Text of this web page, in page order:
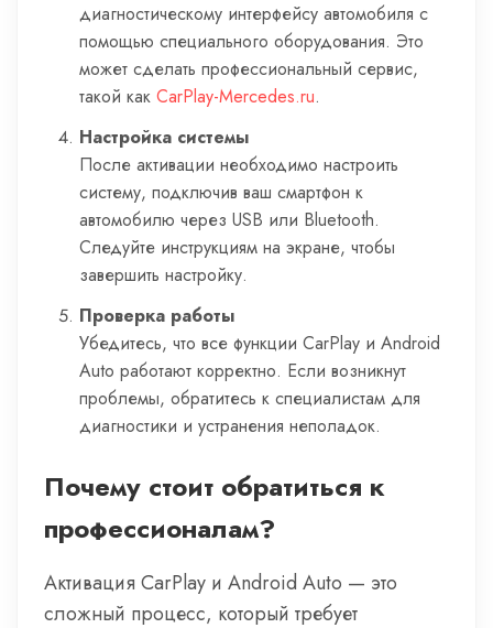
диагностическому интерфейсу автомобиля с
помощью специального оборудования. Это
может сделать профессиональный сервис,
такой как CarPlay-Mercedes.ru.
Настройка системы
После активации необходимо настроить
систему, подключив ваш смартфон к
автомобилю через USB или Bluetooth.
Следуйте инструкциям на экране, чтобы
завершить настройку.
Проверка работы
Убедитесь, что все функции CarPlay и Android
Auto работают корректно. Если возникнут
проблемы, обратитесь к специалистам для
диагностики и устранения неполадок.
Почему стоит обратиться к
профессионалам?
Активация CarPlay и Android Auto — это
сложный процесс, который требует